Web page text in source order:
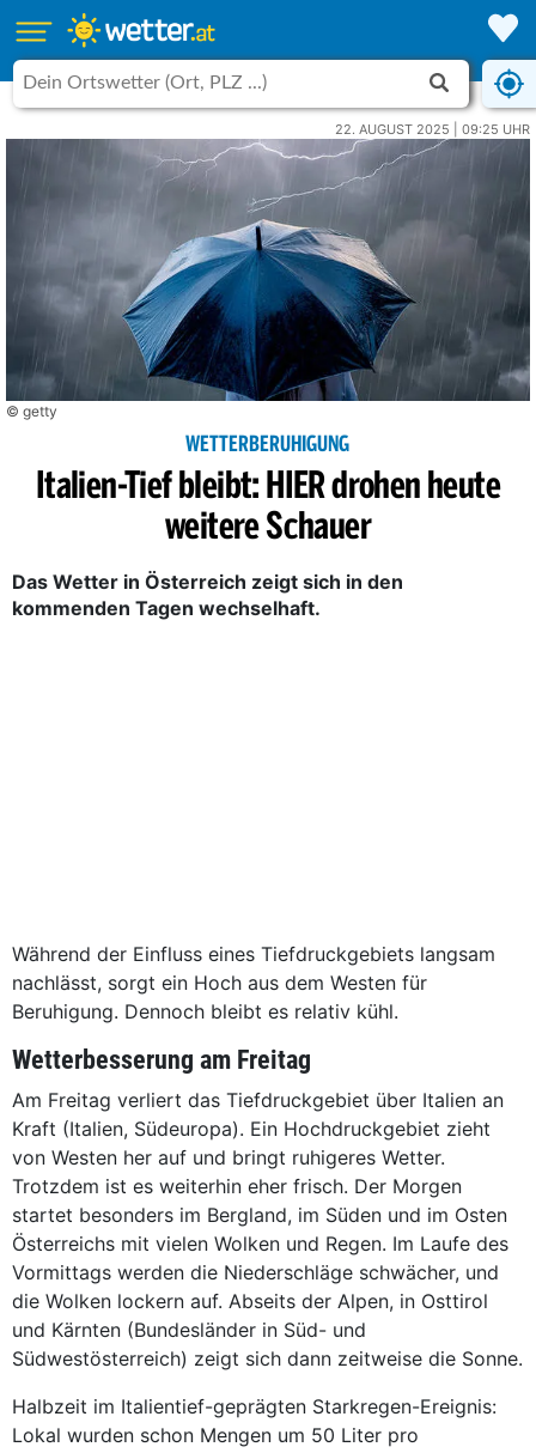
22. AUGUST 2025 | 09:25 UHR
© getty
WETTERBERUHIGUNG
Italien-Tief bleibt: HIER drohen heute
weitere Schauer
Das Wetter in Österreich zeigt sich in den
kommenden Tagen wechselhaft.
Während der Einfluss eines Tiefdruckgebiets langsam
nachlässt, sorgt ein Hoch aus dem Westen für
Beruhigung. Dennoch bleibt es relativ kühl.
Wetterbesserung am Freitag
Am Freitag verliert das Tiefdruckgebiet über Italien an
Kraft (Italien, Südeuropa). Ein Hochdruckgebiet zieht
von Westen her auf und bringt ruhigeres Wetter.
Trotzdem ist es weiterhin eher frisch. Der Morgen
startet besonders im Bergland, im Süden und im Osten
Österreichs mit vielen Wolken und Regen. Im Laufe des
Vormittags werden die Niederschläge schwächer, und
die Wolken lockern auf. Abseits der Alpen, in Osttirol
und Kärnten (Bundesländer in Süd- und
Südwestösterreich) zeigt sich dann zeitweise die Sonne.
Halbzeit im Italientief-geprägten Starkregen-Ereignis:
Lokal wurden schon Mengen um 50 Liter pro